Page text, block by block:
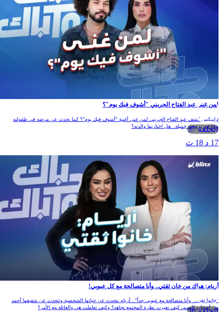
الحلقة 37
لمن غنى عبد الفتاح الجريني "أشوف فيك يوم"؟
لبلينكس كشف عبد الفتاح الجريني لمن غنى أغنية "أشوف فيك يوم"؟ كما تحدث عن مرضه في طفولته
وعلاقته بزوجته جميلة.. هل اختارتها والدته؟
17 د 18 ث
أريام: هناك من خان ثقتي.. وأنا متصالحة مع كل عيوبي!
"خانوا ثقتي.. وأنا متصالحة مع عيوبي جداً".. أريام تتحدث عن حياتها الشخصية وتتحدث عن شقيقها أحمد
من أصحاب الهمم، كيف تغيرت نظرة المجتمع تجاهه؟ وكيف تعاملت هي والعائلة مع الأمر؟